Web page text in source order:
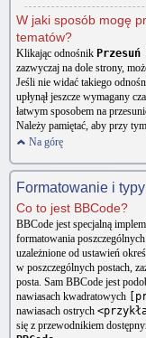
W jaki sposób mogę
tematów?
Klikając odnośnik
zazwyczaj na dole strony,
Jeśli nie widać takiego
upłynął jeszcze wymagany
łatwym sposobem na
Należy pamiętać, aby przy
Na górę
Formatowanie i
Co to jest BBCode?
BBCode jest specjalną
formatowania
uzależnione od ustawień
w poszczególnych postach,
posta. Sam BBCode jest
nawiasach kwadratowych
nawiasach ostrych
się z przewodnikiem